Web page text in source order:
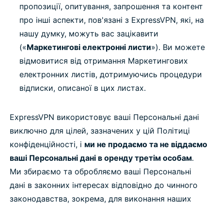
пропозиції, опитування, запрошення та контент
про інші аспекти, пов'язані з ExpressVPN, які, на
нашу думку, можуть вас зацікавити
(«Маркетингові електронні листи»). Ви можете
відмовитися від отримання Маркетингових
електронних листів, дотримуючись процедури
відписки, описаної в цих листах.
ExpressVPN використовує ваші Персональні дані
виключно для цілей, зазначених у цій Політиці
конфіденційності, і ми не продаємо та не віддаємо
ваші Персональні дані в оренду третім особам.
Ми збираємо та обробляємо ваші Персональні
дані в законних інтересах відповідно до чинного
законодавства, зокрема, для виконання наших